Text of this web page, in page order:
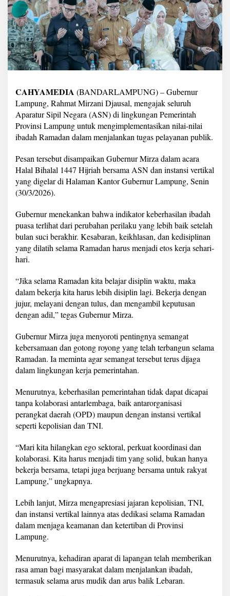
a
k
S
N
J
a
d
a
n
N
i
l
a
R
a
m
n
F
o
n
d
i
M
l
a
a
n
CAHYAMEDIA (BANDARLAMPUNG) – Gubernur
Lampung, Rahmat Mirzani Djausal, mengajak seluruh
Aparatur Sipil Negara (ASN) di lingkungan Pemerintah
Provinsi Lampung untuk mengimplementasikan nilai-nilai
ibadah Ramadan dalam menjalankan tugas pelayanan publik.
Pesan tersebut disampaikan Gubernur Mirza dalam acara
Halal Bihalal 1447 Hijriah bersama ASN dan instansi vertikal
yang digelar di Halaman Kantor Gubernur Lampung, Senin
(30/3/2026).
Gubernur menekankan bahwa indikator keberhasilan ibadah
puasa terlihat dari perubahan perilaku yang lebih baik setelah
bulan suci berakhir. Kesabaran, keikhlasan, dan kedisiplinan
yang dilatih selama Ramadan harus menjadi etos kerja sehari-
hari.
“Jika selama Ramadan kita belajar disiplin waktu, maka
dalam bekerja kita harus lebih disiplin lagi. Bekerja dengan
jujur, melayani dengan tulus, dan mengambil keputusan
dengan adil,” tegas Gubernur Mirza.
Gubernur Mirza juga menyoroti pentingnya semangat
kebersamaan dan gotong royong yang telah terbangun selama
Ramadan. Ia meminta agar semangat tersebut terus dijaga
dalam lingkungan kerja pemerintahan.
Menurutnya, keberhasilan pemerintahan tidak dapat dicapai
tanpa kolaborasi antarlembaga, baik antarorganisasi
perangkat daerah (OPD) maupun dengan instansi vertikal
seperti kepolisian dan TNI.
“Mari kita hilangkan ego sektoral, perkuat koordinasi dan
kolaborasi. Kita harus menjadi tim yang solid, bukan hanya
bekerja bersama, tetapi juga berjuang bersama untuk rakyat
Lampung,” ungkapnya.
Lebih lanjut, Mirza mengapresiasi jajaran kepolisian, TNI,
dan instansi vertikal lainnya atas dedikasi selama Ramadan
dalam menjaga keamanan dan ketertiban di Provinsi
Lampung.
Menurutnya, kehadiran aparat di lapangan telah memberikan
rasa aman bagi masyarakat dalam menjalankan ibadah,
termasuk selama arus mudik dan arus balik Lebaran.